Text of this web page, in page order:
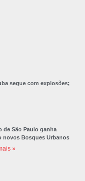
segue com explosões;
de São Paulo ganha
novos Bosques Urbanos
»